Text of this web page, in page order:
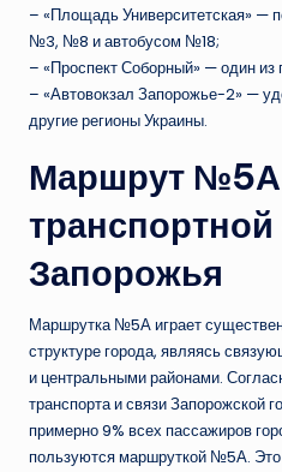
– «Площадь Университетская» —
№3, №8 и автобусом №18;
– «Проспект Соборный» — один из
– «Автовокзал Запорожье-2» —
другие регионы Украины.
Маршрут №5А
Запорожья
Маршрутка №5А играет
структуре города, являясь
и центральными районами.
транспорта и связи Запорожской
примерно 9% всех пассажиров
пользуются маршруткой №5А. Это